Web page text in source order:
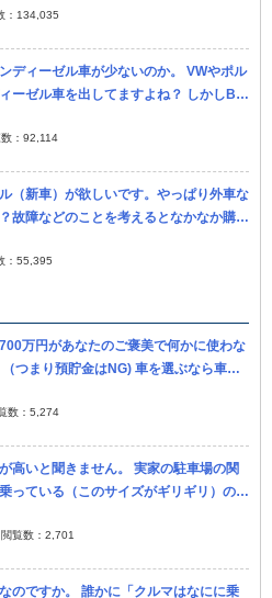
： 134,035
ディーゼル車が少ないのか。 VWやポル
ーゼル車を出してますよね？ しかしBM
ィーゼルを推している感じがしません。
： 92,114
（新車）が欲しいです。やっぱり外車な
故障などのことを考えるとなかなか購入
り合いにも辞めたほうがいいと猛反対さ
： 55,395
万円があなたのご褒美で何かに使わな
つまり預貯金はNG) 車を選ぶなら車種
の物も手に入れるならその品目と...
数： 5,274
高いと聞きません。 実家の駐車場の関
っている（このサイズがギリギリ）ので
なものを購入する。と言っています。
閲覧数： 2,701
のですか。 誰かに「クルマはなにに乗